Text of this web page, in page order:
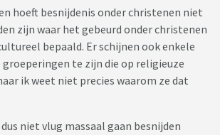
hoeft besnijdenis onder christenen niet
zijn waar het gebeurd onder christenen
bepaald. Er schijnen ook enkele
te zijn die op religieuze
ik weet niet precies waarom ze dat
niet vlug massaal gaan besnijden